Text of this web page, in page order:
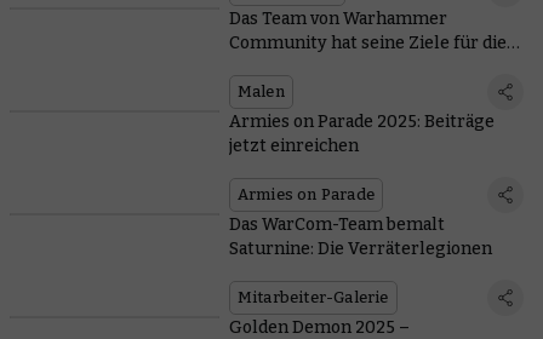
Buße“ erhalten
Das Team von Warhammer
Community hat seine Ziele für die
Herausforderung festgelegt – und
was hast du geplant?
Malen
Armies on Parade 2025: Beiträge
jetzt einreichen
Armies on Parade
Das WarCom-Team bemalt
Saturnine: Die Verräterlegionen
Mitarbeiter-Galerie
Golden Demon 2025 –